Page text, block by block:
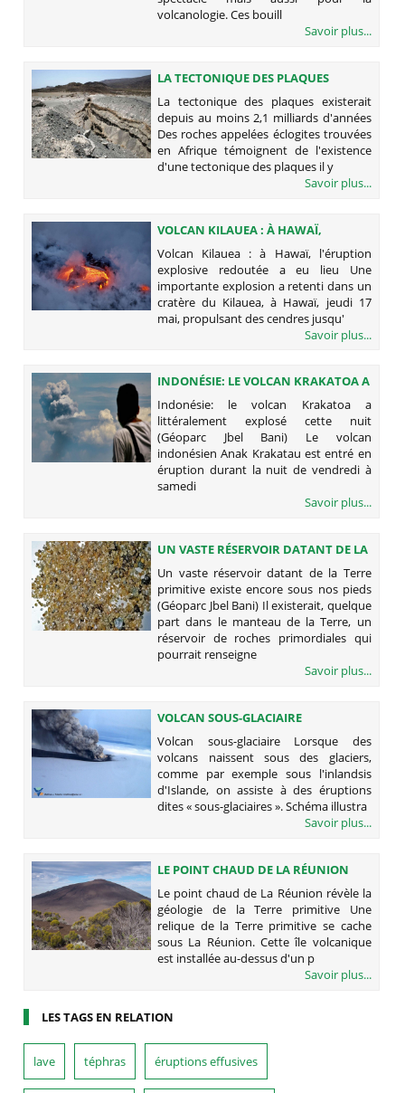
volcanologie. Ces bouill
Savoir plus...
LA TECTONIQUE DES PLAQUES
EXISTERAIT DEPUIS AU MOINS 2,1
MILLIARDS D'ANNÉES
La tectonique des plaques existerait
depuis au moins 2,1 milliards d'années
Des roches appelées éclogites trouvées
en Afrique témoignent de l'existence
d'une tectonique des plaques il y
Savoir plus...
VOLCAN KILAUEA : À HAWAÏ,
L'ÉRUPTION EXPLOSIVE REDOUTÉE A
EU LIEU
Volcan Kilauea : à Hawaï, l'éruption
explosive redoutée a eu lieu Une
importante explosion a retenti dans un
cratère du Kilauea, à Hawaï, jeudi 17
mai, propulsant des cendres jusqu'
Savoir plus...
INDONÉSIE: LE VOLCAN KRAKATOA A
LITTÉRALEMENT EXPLOSÉ CETTE
NUIT (GÉOPARC JBEL BANI)
Indonésie: le volcan Krakatoa a
littéralement explosé cette nuit
(Géoparc Jbel Bani) Le volcan
indonésien Anak Krakatau est entré en
éruption durant la nuit de vendredi à
samedi
Savoir plus...
UN VASTE RÉSERVOIR DATANT DE LA
TERRE PRIMITIVE EXISTE ENCORE
SOUS NOS PIEDS (GÉOPARC JBEL
BANI)
Un vaste réservoir datant de la Terre
primitive existe encore sous nos pieds
(Géoparc Jbel Bani) Il existerait, quelque
part dans le manteau de la Terre, un
réservoir de roches primordiales qui
pourrait renseigne
Savoir plus...
VOLCAN SOUS-GLACIAIRE
Volcan sous-glaciaire Lorsque des
volcans naissent sous des glaciers,
comme par exemple sous l'inlandsis
d'Islande, on assiste à des éruptions
dites « sous-glaciaires ». Schéma illustra
Savoir plus...
LE POINT CHAUD DE LA RÉUNION
RÉVÈLE LA GÉOLOGIE DE LA TERRE
PRIMITIVE
Le point chaud de La Réunion révèle la
géologie de la Terre primitive Une
relique de la Terre primitive se cache
sous La Réunion. Cette île volcanique
est installée au-dessus d'un p
Savoir plus...
LES TAGS EN RELATION
lave téphras éruptions effusives